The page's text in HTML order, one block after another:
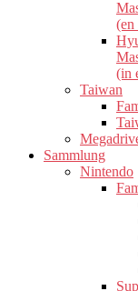
(en
(in
Taiwan
Sammlung
Nintendo